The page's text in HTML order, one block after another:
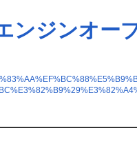
ンジンオー